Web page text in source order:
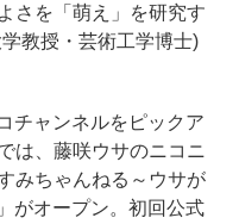
さを「萌え」を研究す
教授・芸術工学博士)
チャンネルをピックア
は、藤咲ウサのニコニ
みちゃんねる～ウサが
がオープン。初回公式